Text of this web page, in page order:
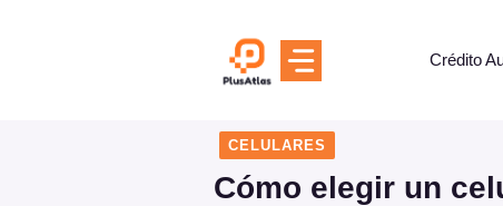
Crédito
CELULARES
Cómo elegir un